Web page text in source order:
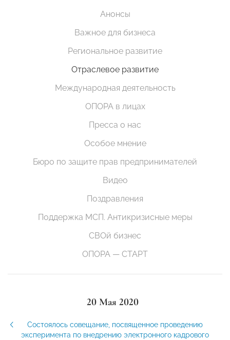
Анонсы
Важное для бизнеса
Региональное развитие
Отраслевое развитие
Международная деятельность
ОПОРА в лицах
Пресса о нас
Особое мнение
Бюро по защите прав предпринимателей
Видео
Поздравления
Поддержка МСП. Антикризисные меры
СВОй бизнес
ОПОРА — СТАРТ
20 Мая 2020
Состоялось совещание, посвященное проведению
эксперимента по внедрению электронного кадрового